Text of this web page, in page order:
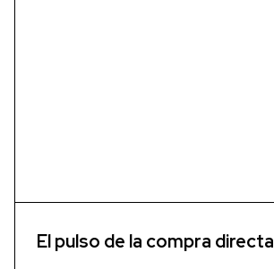
El pulso de la compra directa